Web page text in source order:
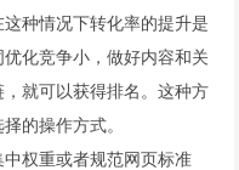
种情况下转化率的提升是
化竞争小，做好内容和关
就可以获得排名。这种方
的操作方式。
权重或者规范网页标准